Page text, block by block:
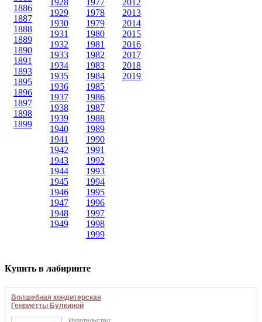
1886
1887
1888
1889
1890
1891
1893
1895
1896
1897
1898
1899
1928
1929
1930
1931
1932
1933
1934
1935
1936
1937
1938
1939
1940
1941
1942
1943
1944
1945
1946
1947
1948
1949
1977
1978
1979
1980
1981
1982
1983
1984
1985
1986
1987
1988
1989
1990
1991
1992
1993
1994
1995
1996
1997
1998
1999
2012
2013
2014
2015
2016
2017
2018
2019
Купить в лабиринте
Волшебная кондитерская
Генриетты Булкиной
Издательство: